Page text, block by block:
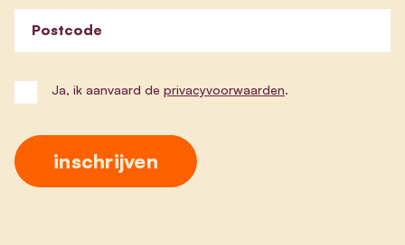
Postcode
Ja, ik aanvaard de privacyvoorwaarden.